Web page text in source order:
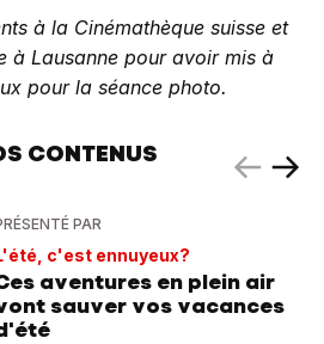
à la Cinémathèque suisse et
à Lausanne pour avoir mis à
pour la séance photo.
CONTENUS
PAR
c'est ennuyeux?
aventures en plein air
sauver vos vacances